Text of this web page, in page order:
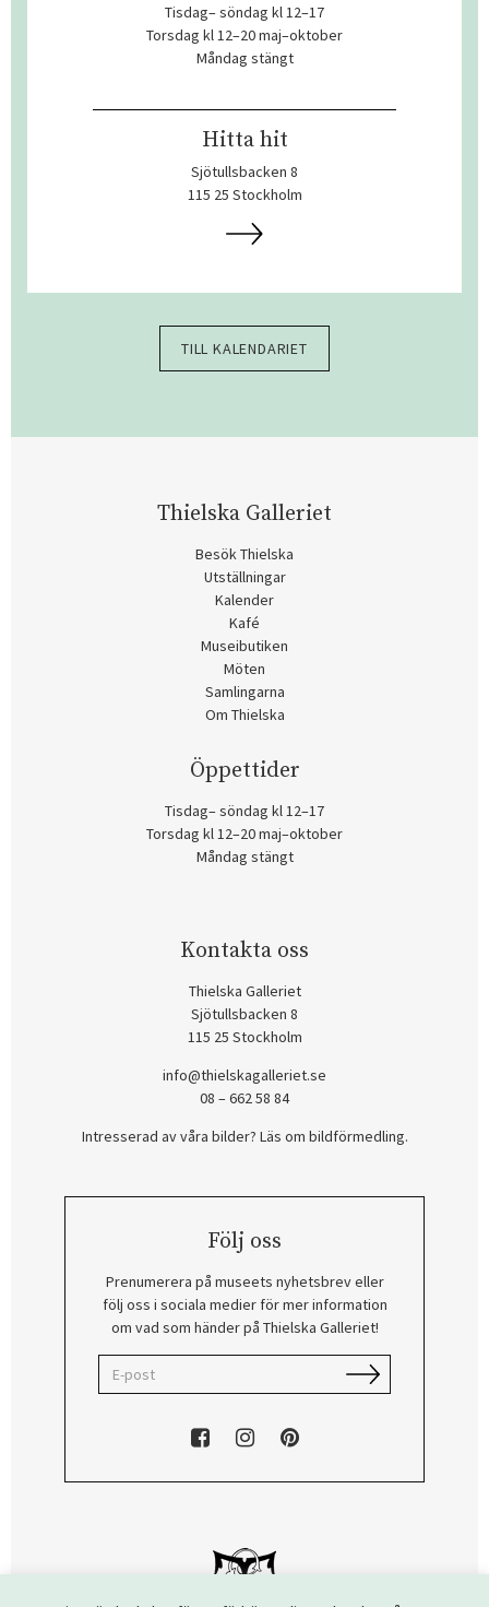
Tisdag– söndag kl 12–17
Torsdag kl 12–20 maj–oktober
Måndag stängt
Hitta hit
Sjötullsbacken 8
115 25 Stockholm
TILL KALENDARIET
Thielska Galleriet
Besök Thielska
Utställningar
Kalender
Kafé
Museibutiken
Möten
Samlingarna
Om Thielska
Öppettider
Tisdag– söndag kl 12–17
Torsdag kl 12–20 maj–oktober
Måndag stängt
Kontakta oss
Thielska Galleriet
Sjötullsbacken 8
115 25 Stockholm
info@thielskagalleriet.se
08 – 662 58 84
Intresserad av våra bilder? Läs om bildförmedling.
Följ oss
Prenumerera på museets nyhetsbrev eller
följ oss i sociala medier för mer information
om vad som händer på Thielska Galleriet!